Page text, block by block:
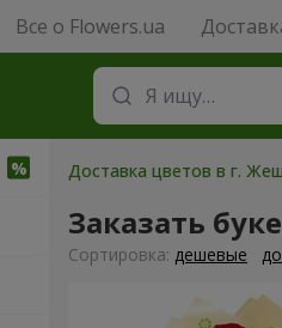
Все о Flowers.ua
Доставка цветов в г.
Заказать
Cортировка: дешевые